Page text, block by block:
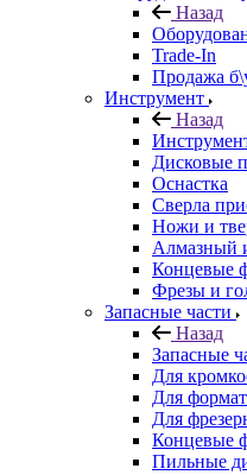
Назад
Trade-In
Продажа
Инструмент
Назад
Дисковые
Оснастка
Сверла
Ножи и
Алмазный
Концевые
Фрезы и
Запасные части
Назад
Запасные
Для
Для
Для
Концевые
Пильные